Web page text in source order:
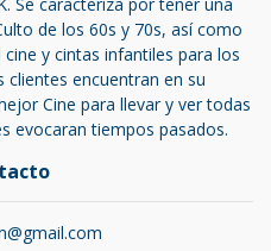
Se caracteriza por tener una
de los 60s y 70s, así como
y cintas infantiles para los
clientes encuentran en su
Cine para llevar y ver todas
evocaran tiempos pasados.